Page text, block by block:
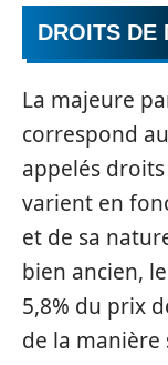
DROITS DE
La majeure
correspond
appelés
varient en
et de sa
bien ancien,
5,8% du prix
de la manière